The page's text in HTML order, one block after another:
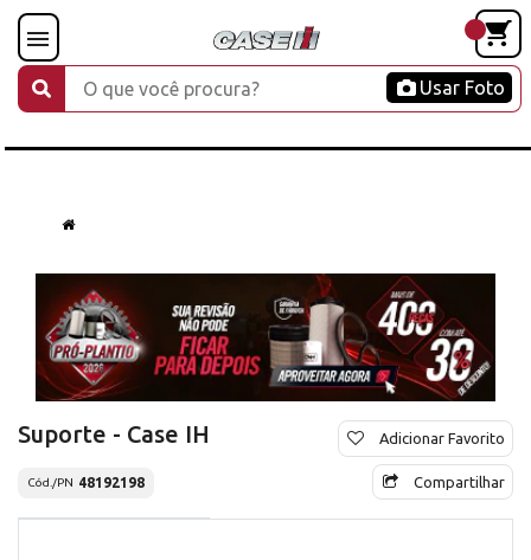
Usar Foto
Suporte - Case IH
Cód./PN 48192198
Adicionar Favorito
Compartilhar